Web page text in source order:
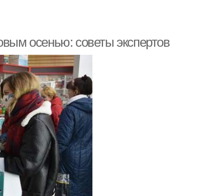
осенью: советы экспертов